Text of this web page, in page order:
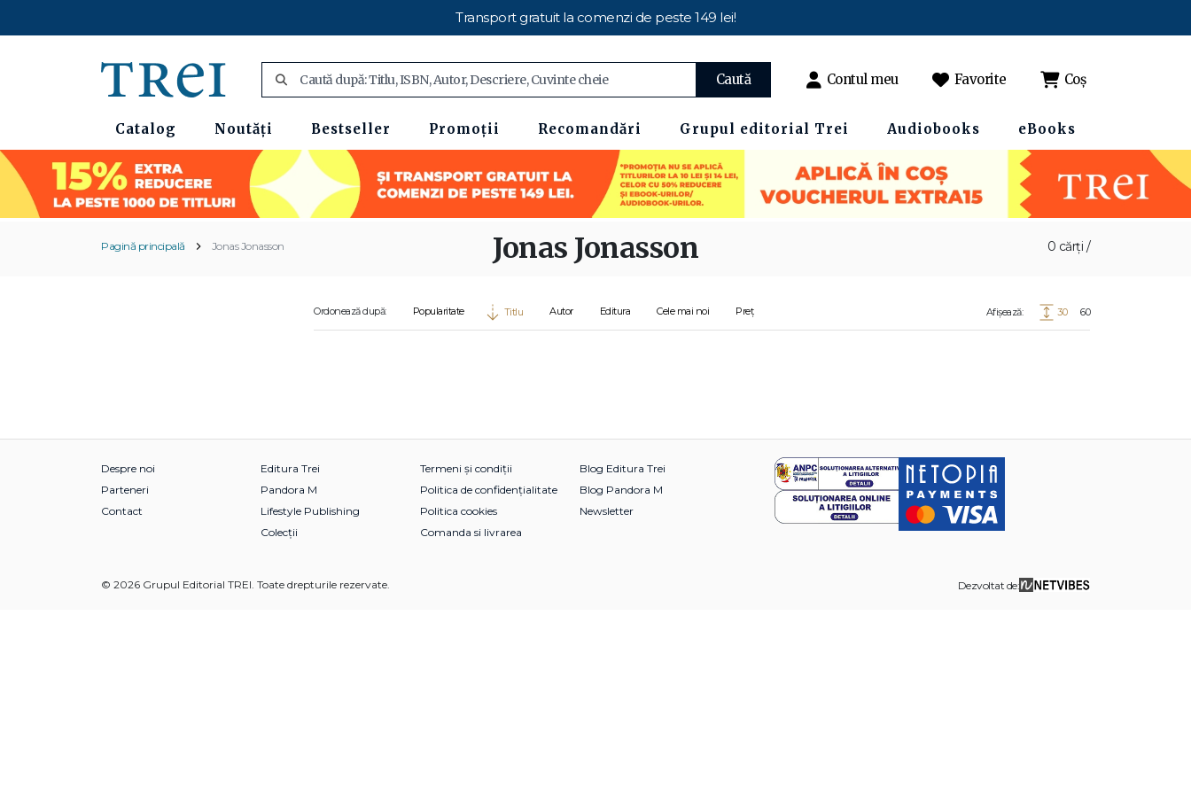
Transport gratuit la comenzi de peste 149 lei!
Caută Contul meu Favorite Coș
Catalog Noutăți Bestseller Promoții Recomandări Grupul editorial Trei Audiobooks eBooks
Pagină principală Jonas Jonasson 0 cărți /
Jonas Jonasson
Ordonează după: Popularitate Titlu Autor Editura Cele mai noi Preț Afișează: 30 60
Despre noi
Parteneri
Contact
Editura Trei
Pandora M
Lifestyle Publishing
Colecții
Termeni și condiții
Politica de confidențialitate
Politica cookies
Comanda si livrarea
Blog Editura Trei
Blog Pandora M
Newsletter
© 2026 Grupul Editorial TREI. Toate drepturile rezervate. Dezvoltat de: